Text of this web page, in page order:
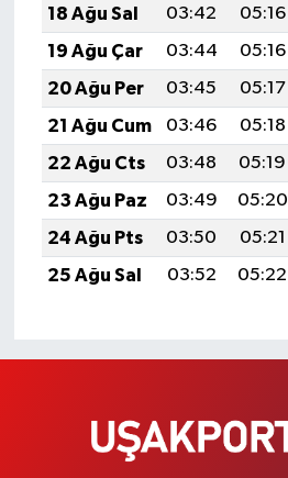
18 Ağu Sal
03:42 05:16
19 Ağu Çar
03:44 05:16
20 Ağu Per
03:45 05:17
21 Ağu Cum
03:46 05:18
22 Ağu Cts
03:48 05:19
23 Ağu Paz
03:49 05:20
24 Ağu Pts
03:50 05:21
25 Ağu Sal
03:52 05:22